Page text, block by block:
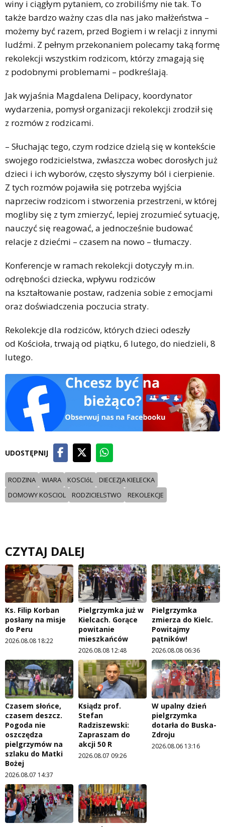
winy i ciągłym pytaniem, co zrobiliśmy nie tak. To
także bardzo ważny czas dla nas jako małżeństwa –
możemy być razem, przed Bogiem i w relacji z innymi
ludźmi. Z pełnym przekonaniem polecamy taką formę
rekolekcji wszystkim rodzicom, którzy zmagają się
z podobnymi problemami – podkreślają.
Jak wyjaśnia Magdalena Delipacy, koordynator
wydarzenia, pomysł organizacji rekolekcji zrodził się
z rozmów z rodzicami.
– Słuchając tego, czym rodzice dzielą się w kontekście
swojego rodzicielstwa, zwłaszcza wobec dorosłych już
dzieci i ich wyborów, często słyszymy ból i cierpienie.
Z tych rozmów pojawiła się potrzeba wyjścia
naprzeciw rodzicom i stworzenia przestrzeni, w której
mogliby się z tym zmierzyć, lepiej zrozumieć sytuację,
nauczyć się reagować, a jednocześnie budować
relacje z dziećmi – czasem na nowo – tłumaczy.
Konferencje w ramach rekolekcji dotyczyły m.in.
odrębności dziecka, wpływu rodziców
na kształtowanie postaw, radzenia sobie z emocjami
oraz doświadczenia poczucia straty.
Rekolekcje dla rodziców, których dzieci odeszły
od Kościoła, trwają od piątku, 6 lutego, do niedzieli, 8
lutego.
UDOSTĘPNIJ
RODZINA WIARA KOSCIóL
DIECEZJA KIELECKA
DOMOWY KOSCIOL
RODZICIELSTWO REKOLEKCJE
CZYTAJ DALEJ
Ks. Filip Korban
posłany na misje
do Peru
2026.08.08 18:22
Pielgrzymka już w
Kielcach. Gorące
powitanie
mieszkańców
2026.08.08 12:48
Pielgrzymka
zmierza do Kielc.
Powitajmy
pątników!
2026.08.08 06:36
Czasem słońce,
czasem deszcz.
Pogoda nie
oszczędza
pielgrzymów na
szlaku do Matki
Bożej
2026.08.07 14:37
Ksiądz prof.
Stefan
Radziszewski:
Zapraszam do
akcji 50 R
2026.08.07 09:26
W upalny dzień
pielgrzymka
dotarła do Buska-
Zdroju
2026.08.06 13:16